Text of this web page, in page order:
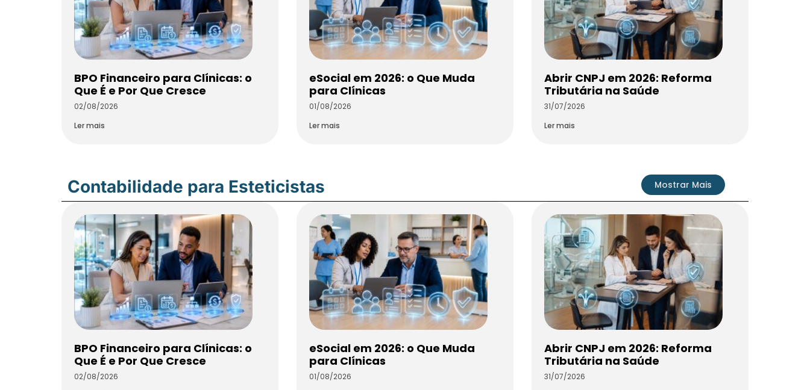
BPO Financeiro para Clínicas: o
Que É e Por Que Cresce
02/08/2026
Ler mais
eSocial em 2026: o Que Muda
para Clínicas
01/08/2026
Ler mais
Abrir CNPJ em 2026: Reforma
Tributária na Saúde
31/07/2026
Ler mais
Contabilidade para Esteticistas Mostrar Mais
BPO Financeiro para Clínicas: o
Que É e Por Que Cresce
02/08/2026
eSocial em 2026: o Que Muda
para Clínicas
01/08/2026
Abrir CNPJ em 2026: Reforma
Tributária na Saúde
31/07/2026